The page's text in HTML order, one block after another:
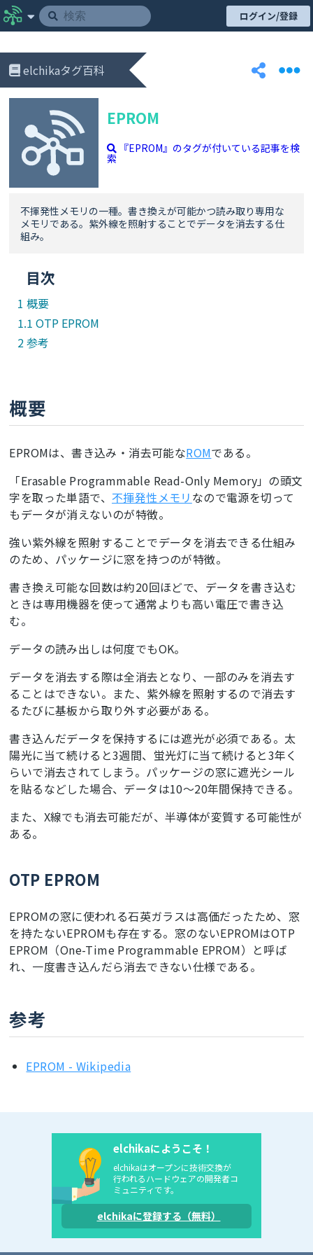
ログイン/登録
elchikaタグ百科
EPROM
『EPROM』のタグが付いている記事を検
索
不揮発性メモリの一種。書き換えが可能かつ読み取り専用な
メモリである。紫外線を照射することでデータを消去する仕
組み。
目次
概要
OTP EPROM
参考
概要
EPROMは、書き込み・消去可能なROMである。
「Erasable Programmable Read-Only Memory」の頭文
字を取った単語で、 不揮発性メモリ なので電源を切って
もデータが消えないのが特徴。
強い紫外線を照射することでデータを消去できる仕組み
のため、パッケージに窓を持つのが特徴。
書き換え可能な回数は約20回ほどで、データを書き込む
ときは専用機器を使って通常よりも高い電圧で書き込
む。
データの読み出しは何度でもOK。
データを消去する際は全消去となり、一部のみを消去す
ることはできない。また、紫外線を照射するので消去す
るたびに基板から取り外す必要がある。
書き込んだデータを保持するには遮光が必須である。太
陽光に当て続けると3週間、蛍光灯に当て続けると3年く
らいで消去されてしまう。パッケージの窓に遮光シール
を貼るなどした場合、データは10～20年間保持できる。
また、X線でも消去可能だが、半導体が変質する可能性が
ある。
OTP EPROM
EPROMの窓に使われる石英ガラスは高価だったため、窓
を持たないEPROMも存在する。窓のないEPROMはOTP
EPROM（One-Time Programmable EPROM）と呼ば
れ、一度書き込んだら消去できない仕様である。
参考
EPROM - Wikipedia
elchikaにようこそ！
elchikaはオープンに技術交換が
行われるハードウェアの開発者コ
ミュニティです。
elchikaに登録する（無料）